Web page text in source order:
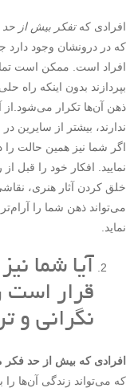
افرادی کهتفکر بیش از حد
که در درونشان وجود دارد
افراد است. ممکن است
بپردازند بدون اینکه راه
ذهن آن‌ها تکرار می‌شود.از
ندارند، بیشتر از سایرین
اگر شما نیز همین حالت را
نمایید. افکار خود را قبل
خلق کردن آثار هنری،
می‌تواند ذهن شما را
نماید.
آیا شما
قرار
نگرانی و
افرادی که بیش از حد فکر
که می‌تواند زندگی آن‌ها را